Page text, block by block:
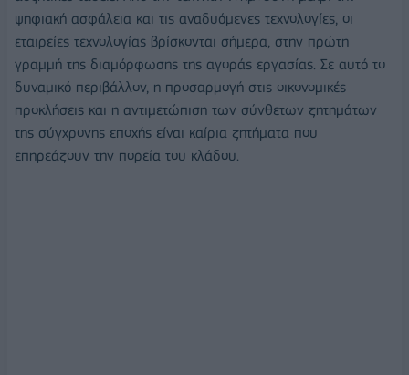
ψηφιακή ασφάλεια και τις αναδυόμενες τεχνολογίες, οι
εταιρείες τεχνολογίας βρίσκονται σήμερα, στην πρώτη
γραμμή της διαμόρφωσης της αγοράς εργασίας. Σε αυτό το
δυναμικό περιβάλλον, η προσαρμογή στις οικονομικές
προκλήσεις και η αντιμετώπιση των σύνθετων ζητημάτων
της σύγχρονης εποχής είναι καίρια ζητήματα που
επηρεάζουν την πορεία του κλάδου.